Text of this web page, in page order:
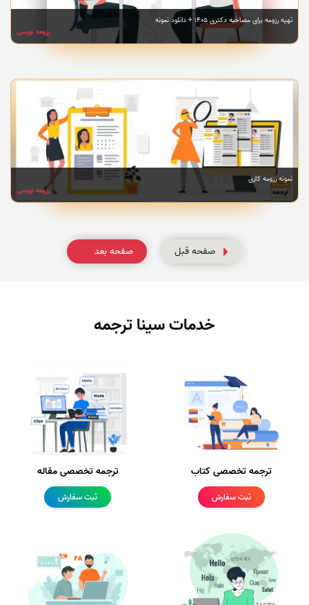
تهیه رزومه برای مصاحبه دکتری 1405 + دانلود نمونه
رزومه نویسی
نمونه رزومه کاری
رزومه نویسی
صفحه قبل صفحه بعد
خدمات سینا ترجمه
ترجمه تخصصی کتاب
ثبت سفارش
ترجمه تخصصی مقاله
ثبت سفارش